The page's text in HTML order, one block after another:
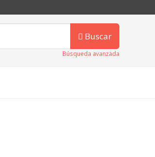
Buscar
Búsqueda avanzada